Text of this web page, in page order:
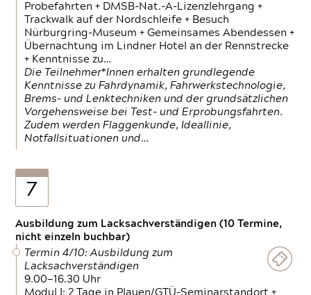
Probefahrten + DMSB-Nat.-A-Lizenzlehrgang +
Trackwalk auf der Nordschleife + Besuch
Nürburgring-Museum + Gemeinsames Abendessen +
Übernachtung im Lindner Hotel an der Rennstrecke
+ Kenntnisse zu…
Die Teilnehmer*Innen erhalten grundlegende
Kenntnisse zu Fahrdynamik, Fahrwerkstechnologie,
Brems- und Lenktechniken und der grundsätzlichen
Vorgehensweise bei Test- und Erprobungsfahrten.
Zudem werden Flaggenkunde, Ideallinie,
Notfallsituationen und…
7
Ausbildung zum Lacksachverständigen (10 Termine,
nicht einzeln buchbar)
Termin 4/10: Ausbildung zum
Lacksachverständigen
9.00—16.30 Uhr
Modul I: 2 Tage in Plauen/GTÜ-Seminarstandort +